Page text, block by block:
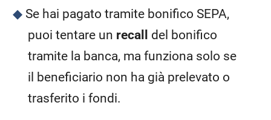
Se hai pagato tramite bonifico SEPA,
puoi tentare un recall
del bonifico
tramite la banca, ma funziona solo se
il beneficiario non ha già prelevato o
trasferito i fondi.